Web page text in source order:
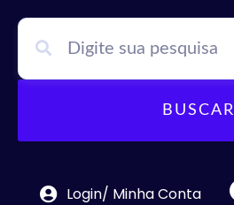
BUSCAR
Login/ Minha Conta